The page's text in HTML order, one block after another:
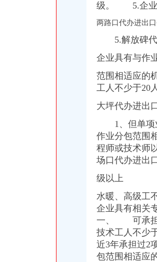
级。 5.企业
两路口代办进出
5.解放碑代
企业具有与作
范围相适应
工人不少于20
大坪代办进出
1、但单项
作业分包范围
程师或技术师
场口代办进出
级以上
水暖、高级工
企业具有相
一、 可承担
技术工人不少
近3年承担过
包范围相适应